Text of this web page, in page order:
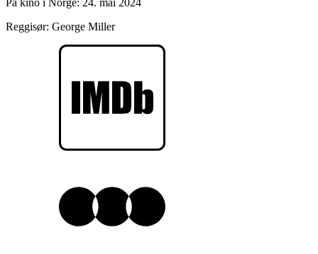
På kino i Norge: 24. mai 2024
Reggisør: George Miller